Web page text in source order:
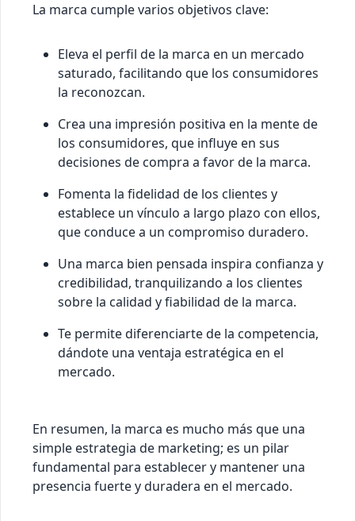
La marca cumple varios objetivos clave:
Eleva el perfil de la marca en un mercado
saturado, facilitando que los consumidores
la reconozcan.
Crea una impresión positiva en la mente de
los consumidores, que influye en sus
decisiones de compra a favor de la marca.
Fomenta la fidelidad de los clientes y
establece un vínculo a largo plazo con ellos,
que conduce a un compromiso duradero.
Una marca bien pensada inspira confianza y
credibilidad, tranquilizando a los clientes
sobre la calidad y fiabilidad de la marca.
Te permite diferenciarte de la competencia,
dándote una ventaja estratégica en el
mercado.
En resumen, la marca es mucho más que una
simple estrategia de marketing; es un pilar
fundamental para establecer y mantener una
presencia fuerte y duradera en el mercado.